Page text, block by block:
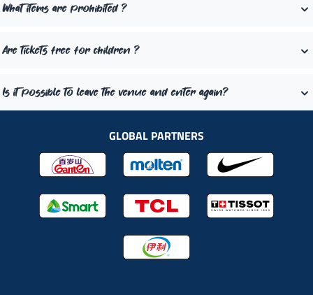
What items are prohibited ?
Are tickets free for children ?
Is it possible to leave the venue and enter again?
GLOBAL PARTNERS